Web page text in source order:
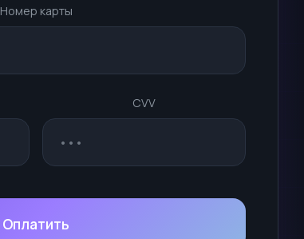
Номер карты
CVV
Оплатить